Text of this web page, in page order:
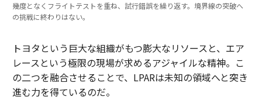
幾度となくフライトテストを重ね、試行錯誤を繰り返す。境界線の突破へ
の挑戦に終わりはない。
トヨタという巨大な組織がもつ膨大なリソースと、エア
レースという極限の現場が求めるアジャイルな精神。こ
の二つを融合させることで、LPARは未知の領域へと突き
進む力を得ているのだ。